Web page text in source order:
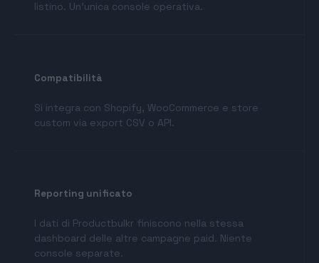
listino. Un’unica console operativa.
Compatibilità
Si integra con Shopify, WooCommerce e store
custom via export CSV o API.
Reporting unificato
I dati di Productbulkr finiscono nella stessa
dashboard delle altre campagne paid. Niente
console separate.